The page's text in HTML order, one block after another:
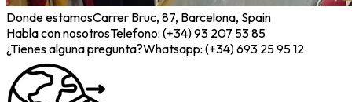
Donde estamosCarrer Bruc, 87, Barcelona, Spain
Habla con nosotrosTelefono: (+34) 93 207 53 85
¿Tienes alguna pregunta?Whatsapp: (+34) 693 25 95 12